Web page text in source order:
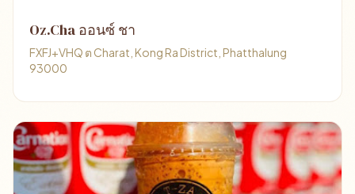
Oz.Cha ออนซ์ ชา
FXFJ+VHQ ต Charat, Kong Ra District, Phatthalung
93000